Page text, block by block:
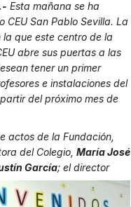
Esta mañana se ha
CEU San Pablo Sevilla. La
que este centro de la
abre sus puertas a las
tener un primer
e instalaciones del
del próximo mes de
actos de la Fundación,
del Colegio, María José
García; el director